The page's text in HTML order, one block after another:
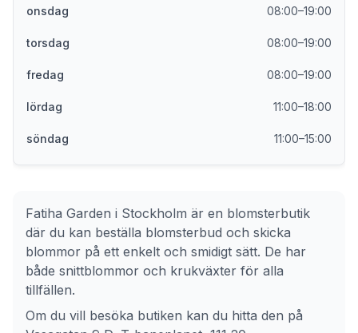
Fatiha Garden i Stockholm är en blomsterbutik
där du kan beställa blomsterbud och skicka
blommor på ett enkelt och smidigt sätt. De har
både snittblommor och krukväxter för alla
tillfällen.
Om du vill besöka butiken kan du hitta den på
onsdag 08:00–19:00
torsdag 08:00–19:00
fredag 08:00–19:00
lördag 11:00–18:00
söndag 11:00–15:00